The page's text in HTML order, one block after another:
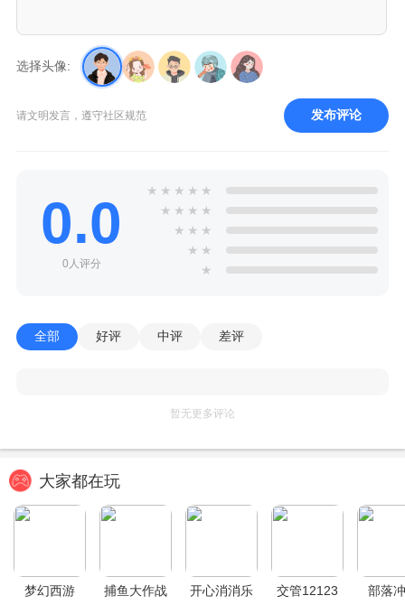
选择头像:
请文明发言，遵守社区规范 发布评论
0.0
0人评分
★ ★ ★ ★ ★
★ ★ ★ ★
★ ★ ★
★ ★
★
全部 好评 中评 差评
暂无更多评论
大家都在玩
梦幻西游 捕鱼大作战 开心消消乐 交管12123 部落